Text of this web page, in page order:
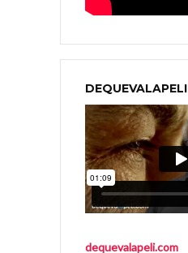
DEQUEVALAPELI
dequevalapeli.com